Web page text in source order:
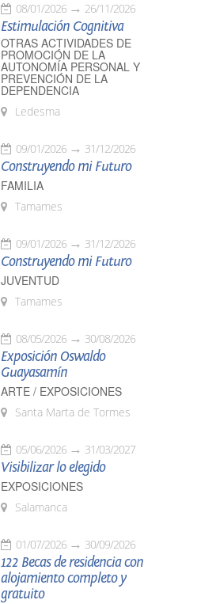
08/01/2026 26/11/2026
Estimulación Cognitiva
OTRAS ACTIVIDADES DE
PROMOCIÓN DE LA
AUTONOMÍA PERSONAL Y
PREVENCIÓN DE LA
DEPENDENCIA
Ledesma
09/01/2026 31/12/2026
Construyendo mi Futuro
FAMILIA
Tamames
09/01/2026 31/12/2026
Construyendo mi Futuro
JUVENTUD
Tamames
08/05/2026 30/08/2026
Exposición Oswaldo
Guayasamín
ARTE / EXPOSICIONES
Santa Marta de Tormes
05/06/2026 31/03/2027
Visibilizar lo elegido
EXPOSICIONES
Salamanca
01/07/2026 30/09/2026
122 Becas de residencia con
alojamiento completo y
gratuito